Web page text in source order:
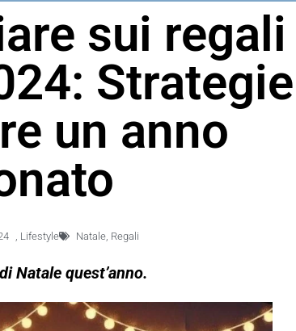
sui regali
Strategie
un anno
, Lifestyle Natale, Regali
Natale quest’anno.